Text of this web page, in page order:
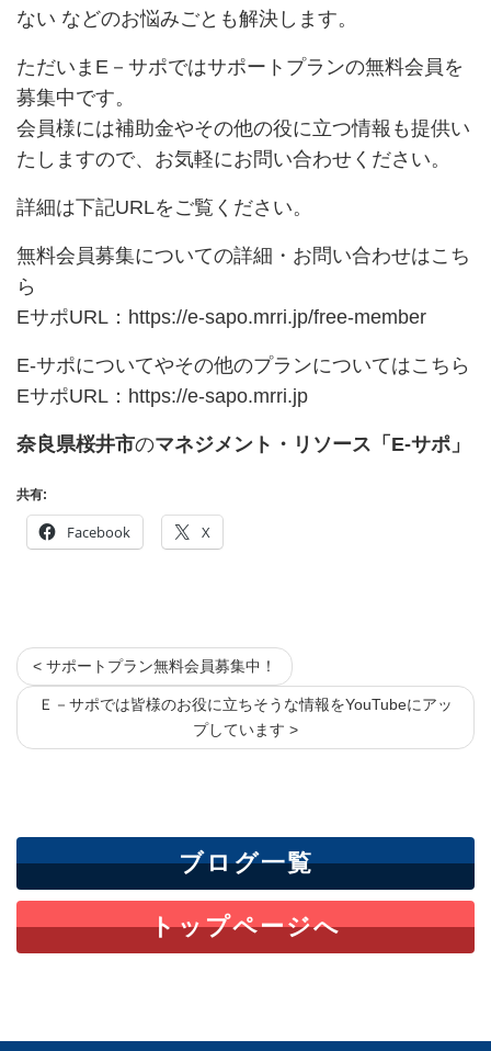
ない などのお悩みごとも解決します。
ただいまE－サポではサポートプランの無料会員を
募集中です。
会員様には補助金やその他の役に立つ情報も提供い
たしますので、お気軽にお問い合わせください。
詳細は下記URLをご覧ください。
無料会員募集についての詳細・お問い合わせはこち
ら
EサポURL： https://e-sapo.mrri.jp/free-member
E-サポについてやその他のプランについてはこちら
EサポURL： https://e-sapo.mrri.jp
奈良県桜井市のマネジメント・リソース「E-サポ」
共有:
Facebook X
< サポートプラン無料会員募集中！
Ｅ－サポでは皆様のお役に立ちそうな情報をYouTubeにアッ
プしています >
ブログ一覧
トップページへ